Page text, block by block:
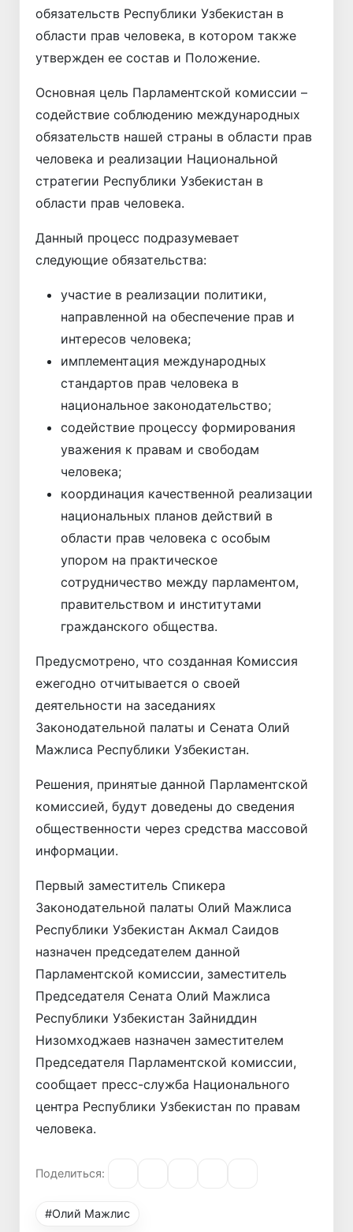
обязательств Республики Узбекистан в
области прав человека, в котором также
утвержден ее состав и Положение.
Основная цель Парламентской комиссии –
содействие соблюдению международных
обязательств нашей страны в области прав
человека и реализации Национальной
стратегии Республики Узбекистан в
области прав человека.
Данный процесс подразумевает
следующие обязательства:
участие в реализации политики,
направленной на обеспечение прав и
интересов человека;
имплементация международных
стандартов прав человека в
национальное законодательство;
содействие процессу формирования
уважения к правам и свободам
человека;
координация качественной реализации
национальных планов действий в
области прав человека с особым
упором на практическое
сотрудничество между парламентом,
правительством и институтами
гражданского общества.
Предусмотрено, что созданная Комиссия
ежегодно отчитывается о своей
деятельности на заседаниях
Законодательной палаты и Сената Олий
Мажлиса Республики Узбекистан.
Решения, принятые данной Парламентской
комиссией, будут доведены до сведения
общественности через средства массовой
информации.
Первый заместитель Спикера
Законодательной палаты Олий Мажлиса
Республики Узбекистан Акмал Саидов
назначен председателем данной
Парламентской комиссии, заместитель
Председателя Сената Олий Мажлиса
Республики Узбекистан Зайниддин
Низомходжаев назначен заместителем
Председателя Парламентской комиссии,
сообщает пресс-служба Национального
центра Республики Узбекистан по правам
человека.
Поделиться:
#Олий Мажлис